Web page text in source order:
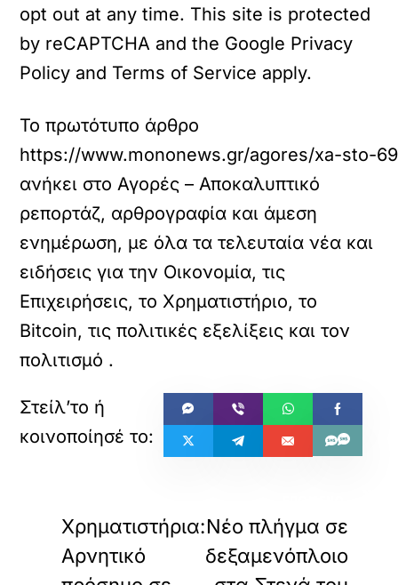
opt out at any time. This site is protected
by reCAPTCHA and the Google Privacy
Policy and Terms of Service apply.
Το πρωτότυπο άρθρο
https://www.mononews.gr/agores/xa-sto-
ανήκει στοΑγορές – Αποκαλυπτικό
ρεπορτάζ, αρθρογραφία και άμεση
ενημέρωση, με όλα τα τελευταία νέα και
ειδήσεις για την Οικονομία, τις
Επιχειρήσεις, το Χρηματιστήριο, το
Bitcoin, τις πολιτικές εξελίξεις και τον
πολιτισμό .
Χρηματιστήρια:
Αρνητικό
Νέο πλήγμα σε
δεξαμενόπλοιο